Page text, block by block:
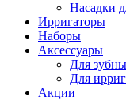
Насадки
Ирригаторы
Наборы
Аксессуары
Для
Для
Акции